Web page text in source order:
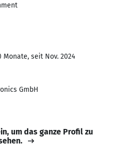
Monate, seit Nov. 2024
GmbH
um das ganze Profil zu